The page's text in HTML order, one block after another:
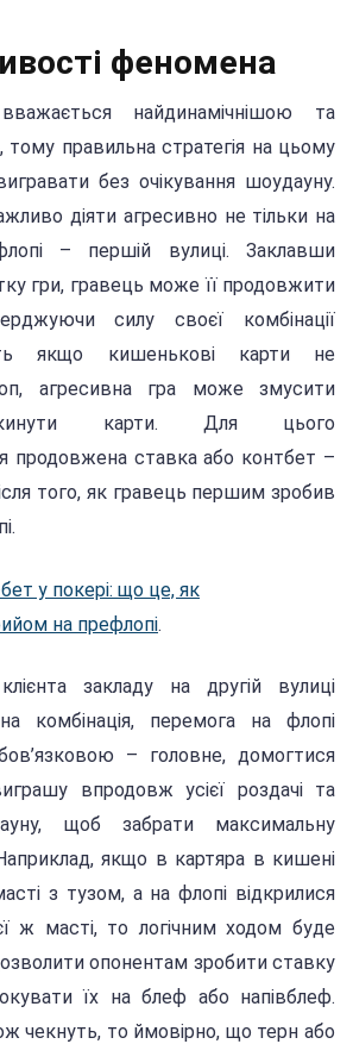
феномена
найдинамічнішою та
тому правильна стратегія на цьому
без очікування шоудауну.
діяти агресивно не тільки на
– першій вулиці. Заклавши
гри, гравець може її продовжити
силу своєї комбінації
якщо кишенькові карти не
агресивна гра може змусити
карти. Для цього
продовжена ставка або контбет –
того, як гравець першим зробив
у покері: що це, як
на префлопі.
закладу на другій вулиці
комбінація, перемога на флопі
– головне, домогтися
впродовж усієї роздачі та
щоб забрати максимальну
якщо в картяра в кишені
з тузом, а на флопі відкрилися
ж масті, то логічним ходом буде
опонентам зробити ставку
їх на блеф або напівблеф.
чекнуть, то ймовірно, що терн або